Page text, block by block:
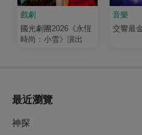
戲劇
國光劇團2026《永恆
時尚：小雪》演出
音樂
交響最
最近瀏覽
神探